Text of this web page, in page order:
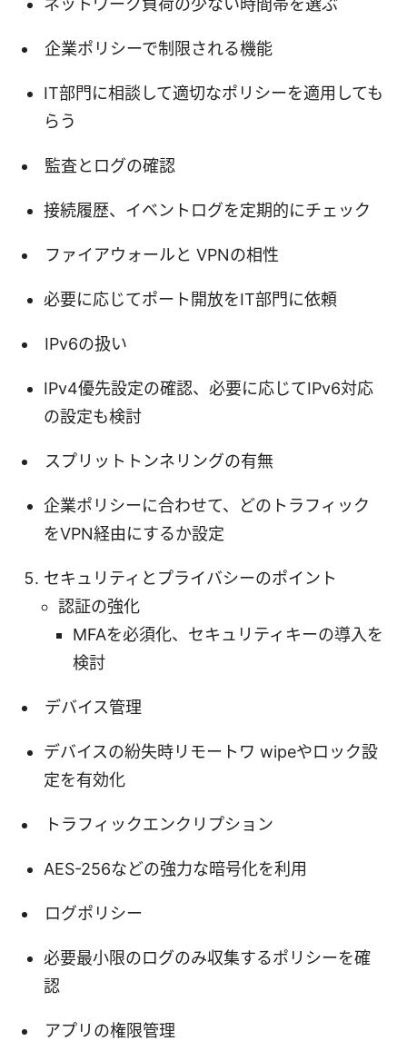
企業ポリシーで制限される機能
IT部門に相談して適切なポリシーを適用しても
らう
監査とログの確認
接続履歴、イベントログを定期的にチェック
ファイアウォールと VPNの相性
必要に応じてポート開放をIT部門に依頼
IPv6の扱い
IPv4優先設定の確認、必要に応じてIPv6対応
の設定も検討
スプリットトンネリングの有無
企業ポリシーに合わせて、どのトラフィック
をVPN経由にするか設定
セキュリティとプライバシーのポイント
認証の強化
MFAを必須化、セキュリティキーの導入を
検討
デバイス管理
デバイスの紛失時リモートワ wipeやロック設
定を有効化
トラフィックエンクリプション
AES-256などの強力な暗号化を利用
ログポリシー
必要最小限のログのみ収集するポリシーを確
認
アプリの権限管理